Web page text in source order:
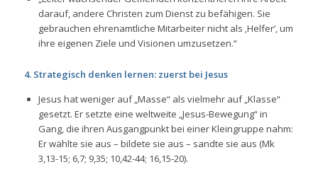
darauf, andere Christen zum Dienst zu befähigen. Sie
gebrauchen ehrenamtliche Mitarbeiter nicht als ‚Helfer’, um
ihre eigenen Ziele und Visionen umzusetzen.“
4. Strategisch denken lernen: zuerst bei Jesus
Jesus hat weniger auf „Masse“ als vielmehr auf „Klasse“
gesetzt. Er setzte eine weltweite „Jesus-Bewegung“ in
Gang, die ihren Ausgangpunkt bei einer Kleingruppe nahm:
Er wählte sie aus – bildete sie aus – sandte sie aus (Mk
3,13-15; 6,7; 9,35; 10,42-44; 16,15-20).